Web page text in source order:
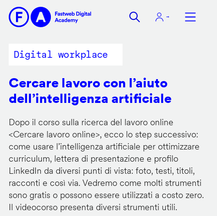
contenuto
Digital workplace
Cercare lavoro con l’aiuto
dell’intelligenza artificiale
Dopo il corso sulla ricerca del lavoro online
<Cercare lavoro online>, ecco lo step successivo:
come usare l’intelligenza artificiale per ottimizzare
curriculum, lettera di presentazione e profilo
LinkedIn da diversi punti di vista: foto, testi, titoli,
racconti e così via. Vedremo come molti strumenti
sono gratis o possono essere utilizzati a costo zero.
Il videocorso presenta diversi strumenti utili.